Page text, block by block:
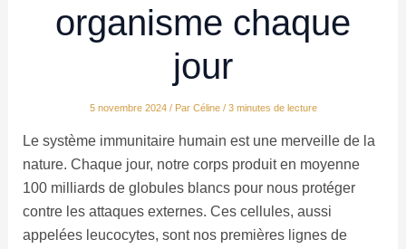
organisme chaque
jour
5 novembre 2024 / Par Céline / 3 minutes de lecture
Le système immunitaire humain est une merveille de la
nature. Chaque jour, notre corps produit en moyenne
100 milliards de globules blancs pour nous protéger
contre les attaques externes. Ces cellules, aussi
appelées leucocytes, sont nos premières lignes de